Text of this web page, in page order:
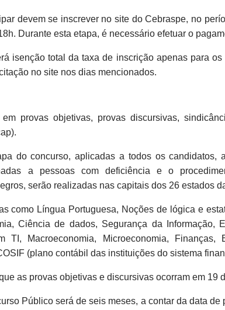
devem se inscrever no site do Cebraspe, no
Durante esta etapa, é necessário efetuar o
isenção total da taxa de inscrição apenas para
no site nos dias mencionados.
provas objetivas, provas discursivas,
do concurso, aplicadas a todos os candidatos,
a pessoas com deficiência e o
serão realizadas nas capitais dos 26 estados
como Língua Portuguesa, Noções de lógica e
Ciência de dados, Segurança da Informação,
TI, Macroeconomia, Microeconomia, Finanças,
(plano contábil das instituições do sistema
as provas objetivas e discursivas ocorram em 19
Público será de seis meses, a contar da data